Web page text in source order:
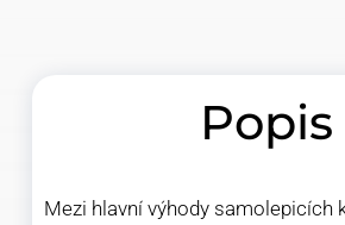
Popis
Mezi hlavní výhody samolepicích